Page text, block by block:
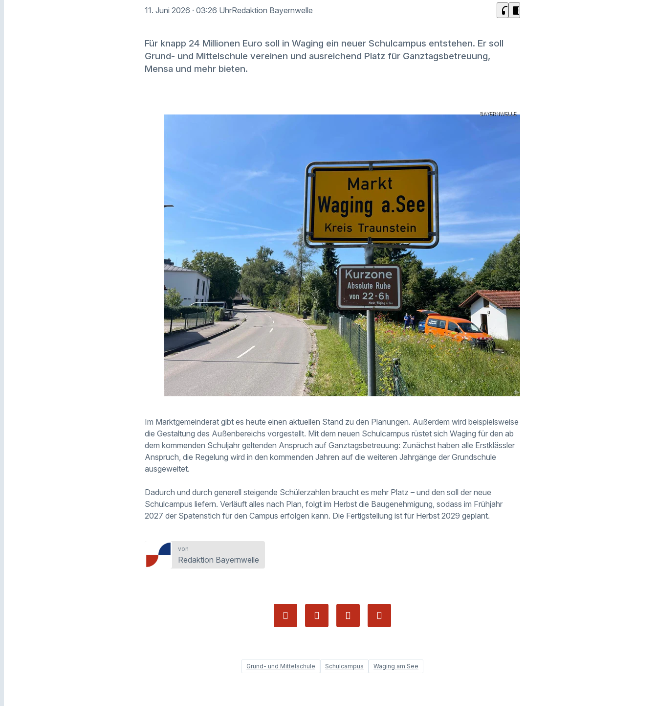
11. Juni 2026 · 03:26 UhrRedaktion Bayernwelle headphones chrome_reader_mode
Für knapp 24 Millionen Euro soll in Waging ein neuer Schulcampus entstehen. Er soll
Grund- und Mittelschule vereinen und ausreichend Platz für Ganztagsbetreuung,
Mensa und mehr bieten.
BAYERNWELLE
Im Marktgemeinderat gibt es heute einen aktuellen Stand zu den Planungen. Außerdem wird beispielsweise
die Gestaltung des Außenbereichs vorgestellt. Mit dem neuen Schulcampus rüstet sich Waging für den ab
dem kommenden Schuljahr geltenden Anspruch auf Ganztagsbetreuung: Zunächst haben alle Erstklässler
Anspruch, die Regelung wird in den kommenden Jahren auf die weiteren Jahrgänge der Grundschule
ausgeweitet.
Dadurch und durch generell steigende Schülerzahlen braucht es mehr Platz – und den soll der neue
Schulcampus liefern. Verläuft alles nach Plan, folgt im Herbst die Baugenehmigung, sodass im Frühjahr
2027 der Spatenstich für den Campus erfolgen kann. Die Fertigstellung ist für Herbst 2029 geplant.
von
Redaktion Bayernwelle
Grund- und Mittelschule Schulcampus Waging am See